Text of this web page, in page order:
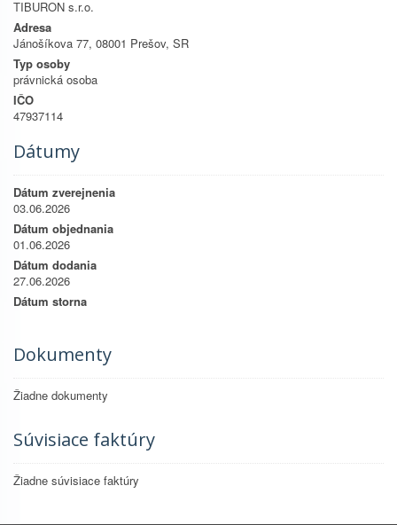
TIBURON s.r.o.
Adresa
Jánošíkova 77, 08001 Prešov, SR
Typ osoby
právnická osoba
IČO
47937114
Dátumy
Dátum zverejnenia
03.06.2026
Dátum objednania
01.06.2026
Dátum dodania
27.06.2026
Dátum storna
Dokumenty
Žiadne dokumenty
Súvisiace faktúry
Žiadne súvisiace faktúry